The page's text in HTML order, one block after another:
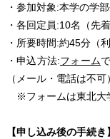
・参加対象:本学の学
・各回定員:10名（先着
・所要時間:約45分（
・申込方法:フォーム
（メール・電話は不可）
※フォームは東北大
【申し込み後の手続き】